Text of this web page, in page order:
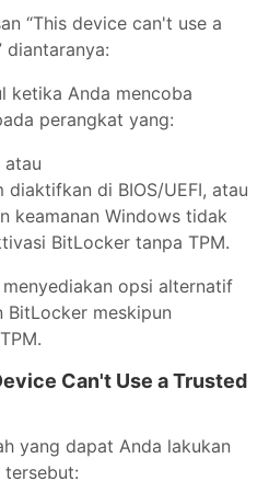
“This device can't use a
diantaranya:
ketika Anda mencoba
perangkat yang:
atau
diaktifkan di BIOS/UEFI, atau
keamanan Windows tidak
BitLocker tanpa TPM.
opsi alternatif
meskipun
Can't Use a Trusted
yang dapat Anda lakukan
tersebut: